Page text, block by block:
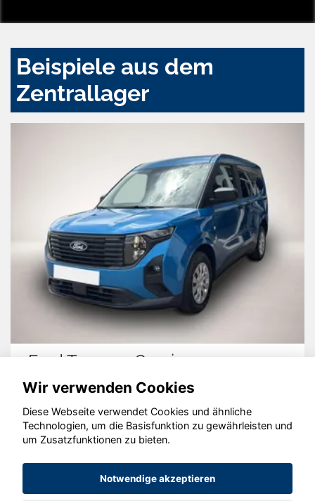
Beispiele aus dem
Zentrallager
Ford Tourneo Courier
© konjunkturmotor.de GmbH 2020 - 2026
Wir verwenden Cookies
Diese Webseite verwendet Cookies und ähnliche
Technologien, um die Basisfunktion zu gewährleisten und
um Zusatzfunktionen zu bieten.
Notwendige akzeptieren